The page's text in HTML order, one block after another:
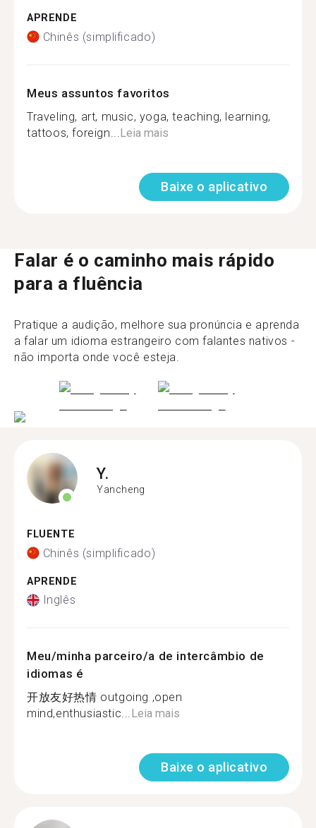
APRENDE
Chinês (simplificado)
Meus assuntos favoritos
Traveling, art, music, yoga, teaching, learning,
tattoos, foreign... Leia mais
Baixe o aplicativo
Falar é o caminho mais rápido
para a fluência
Pratique a audição, melhore sua pronúncia e aprenda
a falar um idioma estrangeiro com falantes nativos -
não importa onde você esteja.
Y.
Yancheng
FLUENTE
Chinês (simplificado)
APRENDE
Inglês
Meu/minha parceiro/a de intercâmbio de
idiomas é
开放友好热情 outgoing ,open
mind,enthusiastic...Leia mais
Baixe o aplicativo